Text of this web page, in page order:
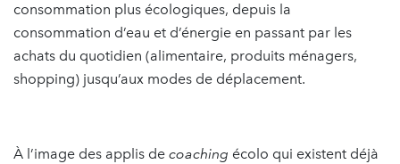
consommation plus écologiques, depuis la
consommation d’eau et d’énergie en passant par les
achats du quotidien (alimentaire, produits ménagers,
shopping) jusqu’aux modes de déplacement.
À l’image des applis de coaching écolo qui existent déjà